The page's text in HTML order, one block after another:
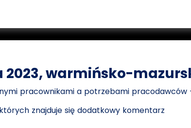
2023, warmińsko-
pracownikami a potrzebami pracodawców
znajduje się dodatkowy komentarz